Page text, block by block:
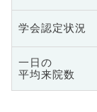
学会認定状況
一日の
平均来院数